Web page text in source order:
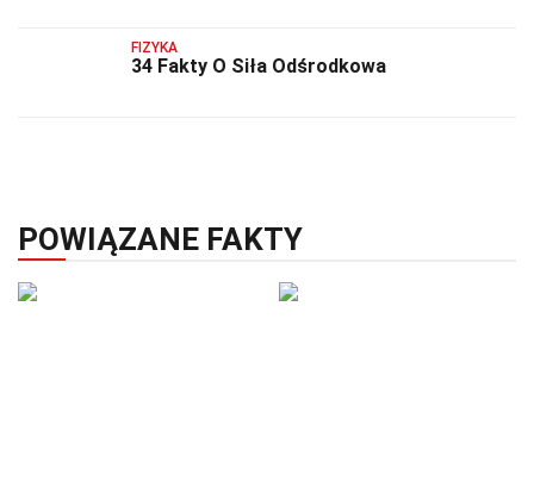
FIZYKA
34 Fakty O Siła Odśrodkowa
POWIĄZANE FAKTY